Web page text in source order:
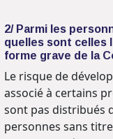
2/ Parmi les
quelles sont celles
forme grave de la
Le risque de
associé à certains
sont pas distribués
personnes sans